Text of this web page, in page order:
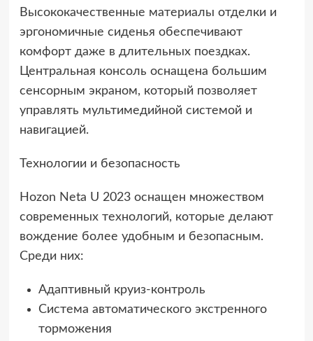
Высококачественные материалы отделки и
эргономичные сиденья обеспечивают
комфорт даже в длительных поездках.
Центральная консоль оснащена большим
сенсорным экраном, который позволяет
управлять мультимедийной системой и
навигацией.
Технологии и безопасность
Hozon Neta U 2023 оснащен множеством
современных технологий, которые делают
вождение более удобным и безопасным.
Среди них:
Адаптивный круиз-контроль
Система автоматического экстренного
торможения